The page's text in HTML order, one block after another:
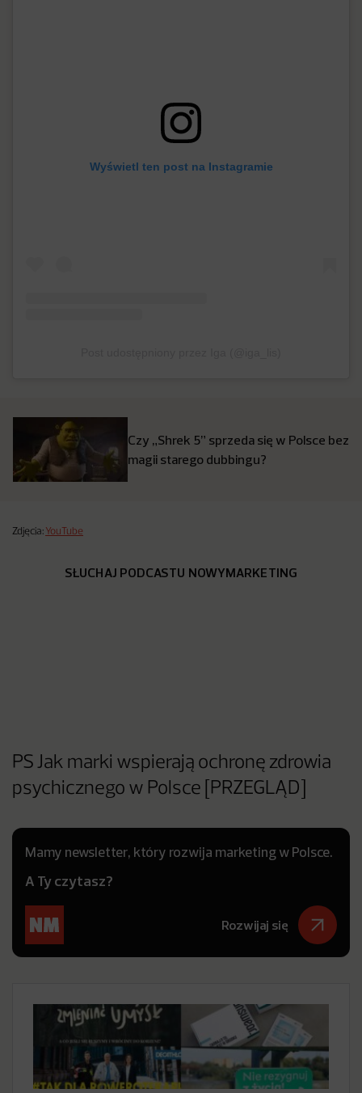
Wyświetl ten post na Instagramie
Czy „Shrek 5” sprzeda się w Polsce bez
magii starego dubbingu?
Zdjęcia: YouTube
SŁUCHAJ PODCASTU NOWYMARKETING
PS Jak marki wspierają ochronę zdrowia
psychicznego w Polsce [PRZEGLĄD]
Mamy newsletter, który rozwija marketing w Polsce.
A Ty czytasz?
Rozwijaj się